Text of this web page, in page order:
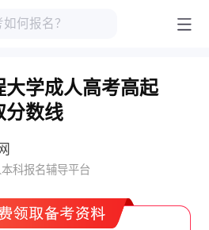
大学成人高考高起
分数线
科报名辅导平台